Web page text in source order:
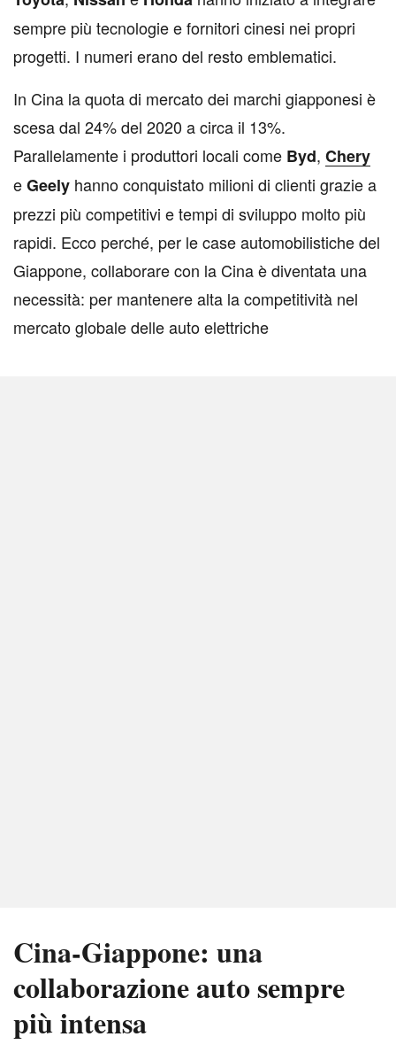
sempre più tecnologie e fornitori cinesi nei propri
progetti. I numeri erano del resto emblematici.
In Cina la quota di mercato dei marchi giapponesi è
scesa dal 24% del 2020 a circa il 13%.
Parallelamente i produttori locali come Byd, Chery
eGeely hanno conquistato milioni di clienti grazie a
prezzi più competitivi e tempi di sviluppo molto più
rapidi. Ecco perché, per le case automobilistiche del
Giappone, collaborare con la Cina è diventata una
necessità: per mantenere alta la competitività nel
mercato globale delle auto elettriche
Cina-Giappone: una
collaborazione auto sempre
più intensa